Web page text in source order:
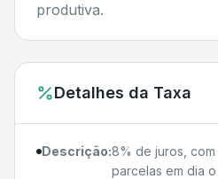
produtiva.
Detalhes da Taxa
Descrição:8% de juros,
parcelas em dia